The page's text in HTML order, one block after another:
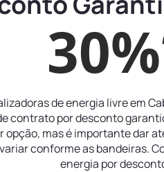
de energia livre em
contrato por desconto
opção, mas é importante dar
conforme as bandeiras.
energia por